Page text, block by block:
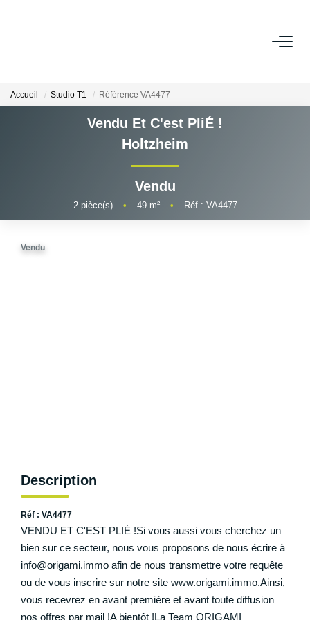
LOUER
VENDRE
Pourquoi Nous Choisir ?
ESPACE BAILLEURS
ESPACE VENDEUR
CONTACT
Accueil Studio T1 Référence VA4477
Vendu Et C'est PliÉ !
Holtzheim
Vendu
2pièce(s) • 49m² • Réf : VA4477
Vendu
Description
Réf : VA4477
VENDU ET C'EST PLIÉ !Si vous aussi vous cherchez un
bien sur ce secteur, nous vous proposons de nous écrire à
info@origami.immo afin de nous transmettre votre requête
ou de vous inscrire sur notre site www.origami.immo.Ainsi,
vous recevrez en avant première et avant toute diffusion
nos offres par mail !A bientôt !La Team ORIGAMI